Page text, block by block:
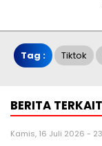
Tag : Tiktok
BERITA TERKAIT
Kamis, 16 Juli 2026 -